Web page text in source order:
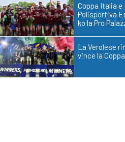
Coppa Italia
Polisportiva
ko la Pro
La Verolese
vince la